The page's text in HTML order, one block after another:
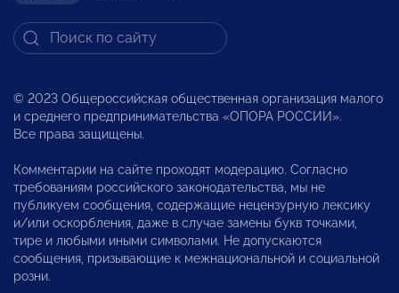
© 2023 Общероссийская общественная организация малого
и среднего предпринимательства «ОПОРА РОССИИ».
Все права защищены.
Комментарии на сайте проходят модерацию. Согласно
требованиям российского законодательства, мы не
публикуем сообщения, содержащие нецензурную лексику
и/или оскорбления, даже в случае замены букв точками,
тире и любыми иными символами. Не допускаются
сообщения, призывающие к межнациональной и социальной
розни.